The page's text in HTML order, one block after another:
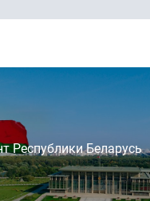
Республики Беларусь